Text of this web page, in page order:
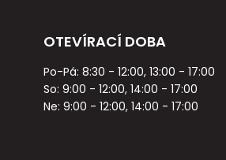
OTEVÍRACÍ DOBA
Po-Pá: 8:30 - 12:00, 13:00 - 17:00
So: 9:00 - 12:00, 14:00 - 17:00
Ne: 9:00 - 12:00, 14:00 - 17:00